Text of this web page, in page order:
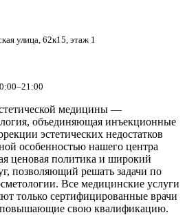
улица, 62к15, этаж 1
медицины —
объединяющая инъекционные
эстетических недостатков
особенностью нашего центра
ценовая политика и широкий
позволяющий решать задачи по
Все медицинские услуги
только сертифицированные врачи
повышающие свою квалификацию.